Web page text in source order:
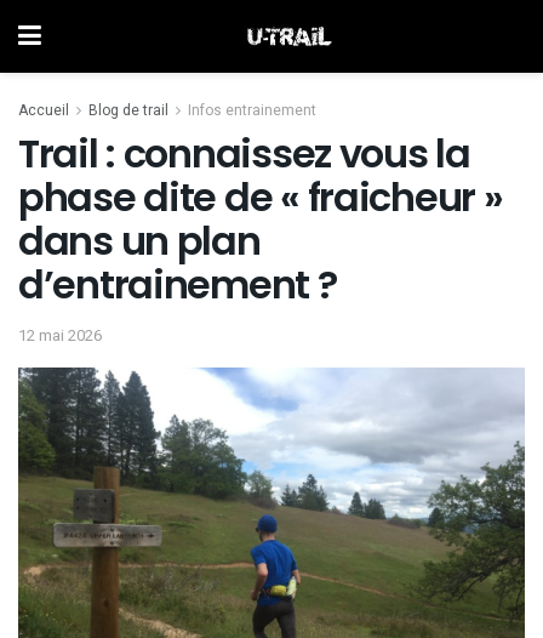
Accueil Blog de trail Infos entrainement
Trail : connaissez vous la
phase dite de « fraicheur »
dans un plan
d’entrainement ?
12 mai 2026